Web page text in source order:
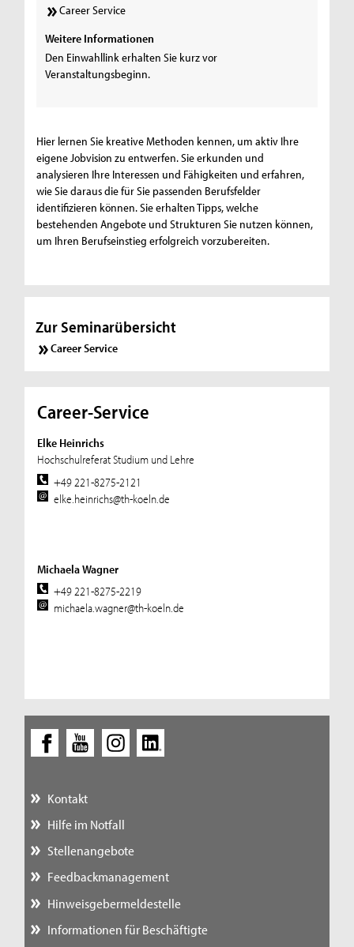
Career Service
Weitere Informationen
Den Einwahllink erhalten Sie kurz vor
Veranstaltungsbeginn.
Hier lernen Sie kreative Methoden kennen, um aktiv Ihre
eigene Jobvision zu entwerfen. Sie erkunden und
analysieren Ihre Interessen und Fähigkeiten und erfahren,
wie Sie daraus die für Sie passenden Berufsfelder
identifizieren können. Sie erhalten Tipps, welche
bestehenden Angebote und Strukturen Sie nutzen können,
um Ihren Berufseinstieg erfolgreich vorzubereiten.
Zur Seminarübersicht
Career Service
Career-Service
Elke Heinrichs
Hochschulreferat Studium und Lehre
+49 221-8275-2121
elke.heinrichs@th-koeln.de
Michaela Wagner
+49 221-8275-2219
michaela.wagner@th-koeln.de
Kontakt
Hilfe im Notfall
Stellenangebote
Feedbackmanagement
Hinweisgebermeldestelle
Informationen für Beschäftigte